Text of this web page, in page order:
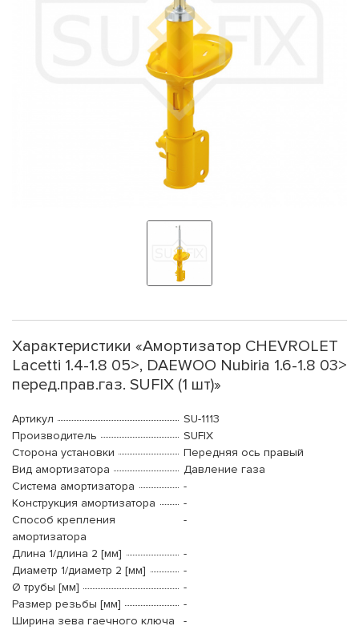
Характеристики «Амортизатор CHEVROLET
Lacetti 1.4-1.8 05>, DAEWOO Nubiria 1.6-1.8 03>
перед.прав.газ. SUFIX (1 шт)»
Артикул
SU-1113
Производитель
SUFIX
Сторона установки
Передняя ось правый
Вид амортизатора
Давление газа
Система амортизатора
-
Конструкция амортизатора
-
Способ крепления
амортизатора
-
Длина 1/длина 2 [мм]
-
Диаметр 1/диаметр 2 [мм]
-
Ø трубы [мм]
-
Размер резьбы [мм]
-
Ширина зева гаечного ключа
-